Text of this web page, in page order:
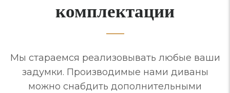
комплектации
Мы стараемся реализовывать любые ваши
задумки. Производимые нами диваны
можно снабдить дополнительными